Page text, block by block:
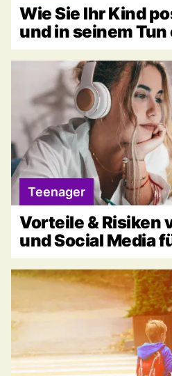
Wie Sie Ihr Kind
und in seinem
Teenager
Vorteile & Risiken
und Social Media